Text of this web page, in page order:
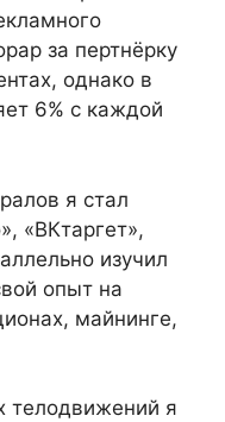
за пертнёрку
однако в
6% с каждой
я стал
«ВКтаргет»,
изучил
опыт на
майнинге,
телодвижений я